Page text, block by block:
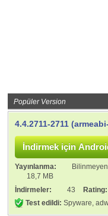
Popüler Version
4.4.2711-2711
Yayınlanma: Bilinmeyen
18,7 MB
İndirmeler:
43
Rating:
Test edildi: Spyware,